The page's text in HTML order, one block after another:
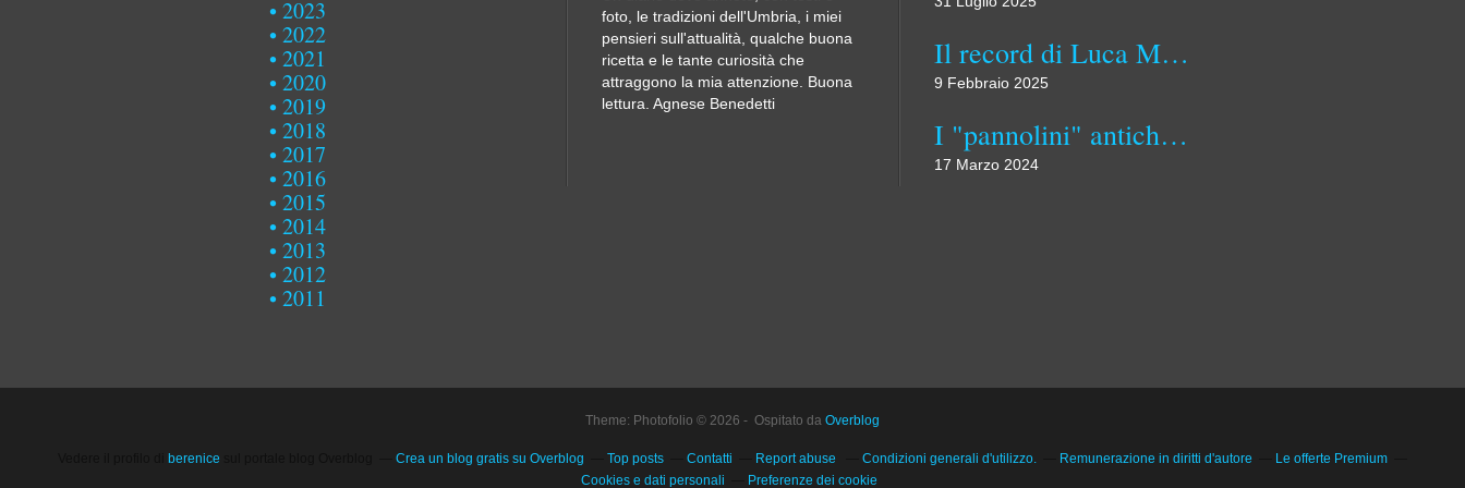
2023
2022
2021
2020
2019
2018
2017
2016
2015
2014
2013
2012
2011
foto, le tradizioni dell'Umbria, i miei
pensieri sull'attualità, qualche buona
ricetta e le tante curiosità che
attraggono la mia attenzione. Buona
lettura. Agnese Benedetti
Il record di Luca Marino: visitare tutti i 92 comuni dell'Umbria
9 Febbraio 2025
I "pannolini" antichi assorbenti di stoffa
17 Marzo 2024
Theme: Photofolio © 2026 - Ospitato da Overblog
berenice Crea un blog gratis su Overblog Top posts Contatti Report abuse Condizioni generali d'utilizzo. Remunerazione in diritti d'autore
Le offerte Premium
Cookies e dati personali
Preferenze dei cookie